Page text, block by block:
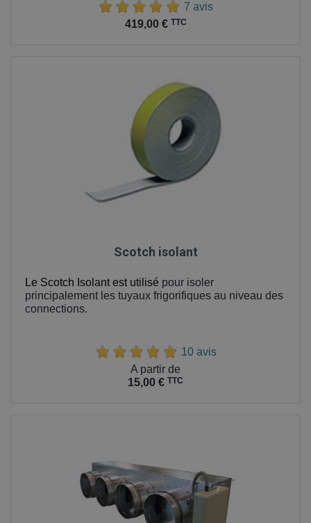
7 avis
419,00 € TTC
Scotch isolant
Le Scotch Isolant est utilisé pour isoler
principalement les tuyaux frigorifiques au niveau des
connections.
10 avis
A partir de
15,00 € TTC